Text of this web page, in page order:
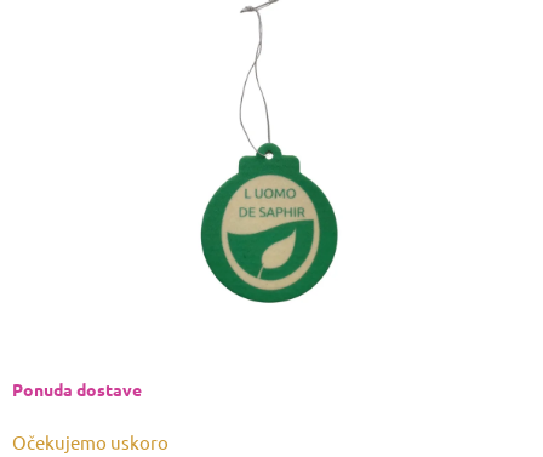
Očekujemo uskoro
Ponuda dostave